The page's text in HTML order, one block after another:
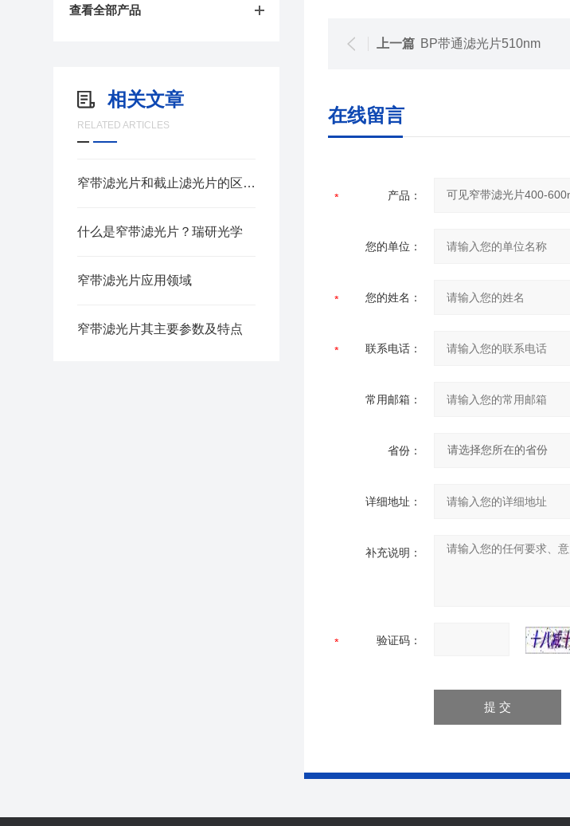
查看全部产品
相关文章
RELATED ARTICLES
窄带滤光片和截止滤光片的区别是什么？瑞研光学
什么是窄带滤光片？瑞研光学
窄带滤光片应用领域
窄带滤光片其主要参数及特点
上一篇 BP带通滤光片510nm
在线留言
产品：
您的单位：
您的姓名：
联系电话：
常用邮箱：
省份：
详细地址：
补充说明：
验证码：